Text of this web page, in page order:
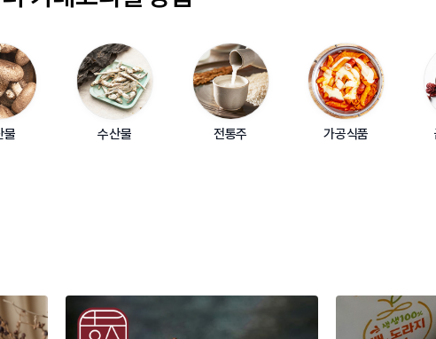
물 수산물 전통주 가공식품